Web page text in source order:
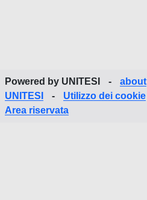
Powered by UNITESI -
about
UNITESI
- Utilizzo dei cookie
Area riservata